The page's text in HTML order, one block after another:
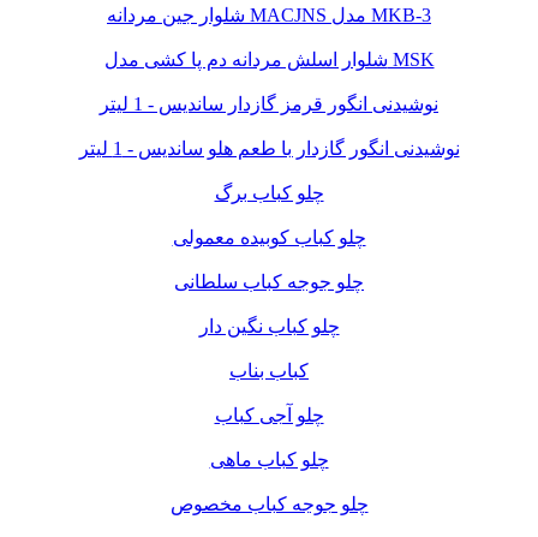
شلوار جین مردانه MACJNS مدل MKB-3
شلوار اسلش مردانه دم پا کشی مدل MSK
نوشیدنی انگور قرمز گازدار ساندیس - 1 لیتر
نوشیدنی انگور گازدار با طعم هلو ساندیس - 1 لیتر
چلو کباب برگ
چلو کباب کوبیده معمولی
چلو جوجه کباب سلطانی
چلو کباب نگین دار
کباب بناب
چلو آجی کباب
چلو کباب ماهی
چلو جوجه کباب مخصوص